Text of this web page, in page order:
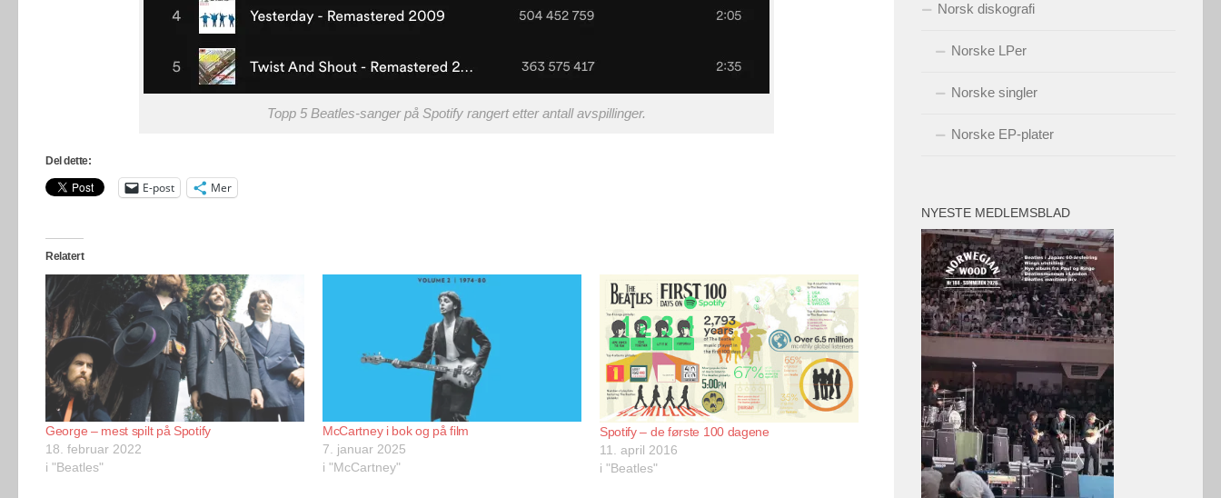
Topp 5 Beatles-sanger på Spotify rangert etter antall avspillinger.
Del dette:
E-post Mer
Relatert
George – mest spilt på Spotify
18. februar 2022
i "Beatles"
McCartney i bok og på film
7. januar 2025
i "McCartney"
Spotify – de første 100 dagene
11. april 2016
i "Beatles"
Norsk diskografi
Norske LPer
Norske singler
Norske EP-plater
NYESTE MEDLEMSBLAD